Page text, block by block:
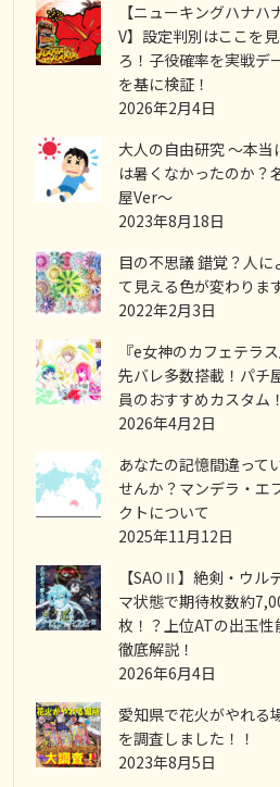
【ニューキングハナハ
V】設定判別はここを見
ろ！子役確率を実戦デ
を基に検証！
2026年2月4日
大人の自由研究 ～本当
は暑くなかったのか？
屋Ver～
2023年8月18日
目の不思議 錯覚？人に
て見える色が変わります
2022年2月3日
『e女神のカフェテラス
先バレ多数搭載！パチ
員のおすすめカスタム
2026年4月2日
あなたの記憶間違って
せんか？マンデラ・エ
クトについて
2025年11月12日
【SAOⅡ】絶剣・ウル
マ状態で期待枚数約
枚！？上位ATの出玉性
徹底解説！
2026年6月4日
愛知県で花火がやれる
を調査しました！！
2023年8月5日